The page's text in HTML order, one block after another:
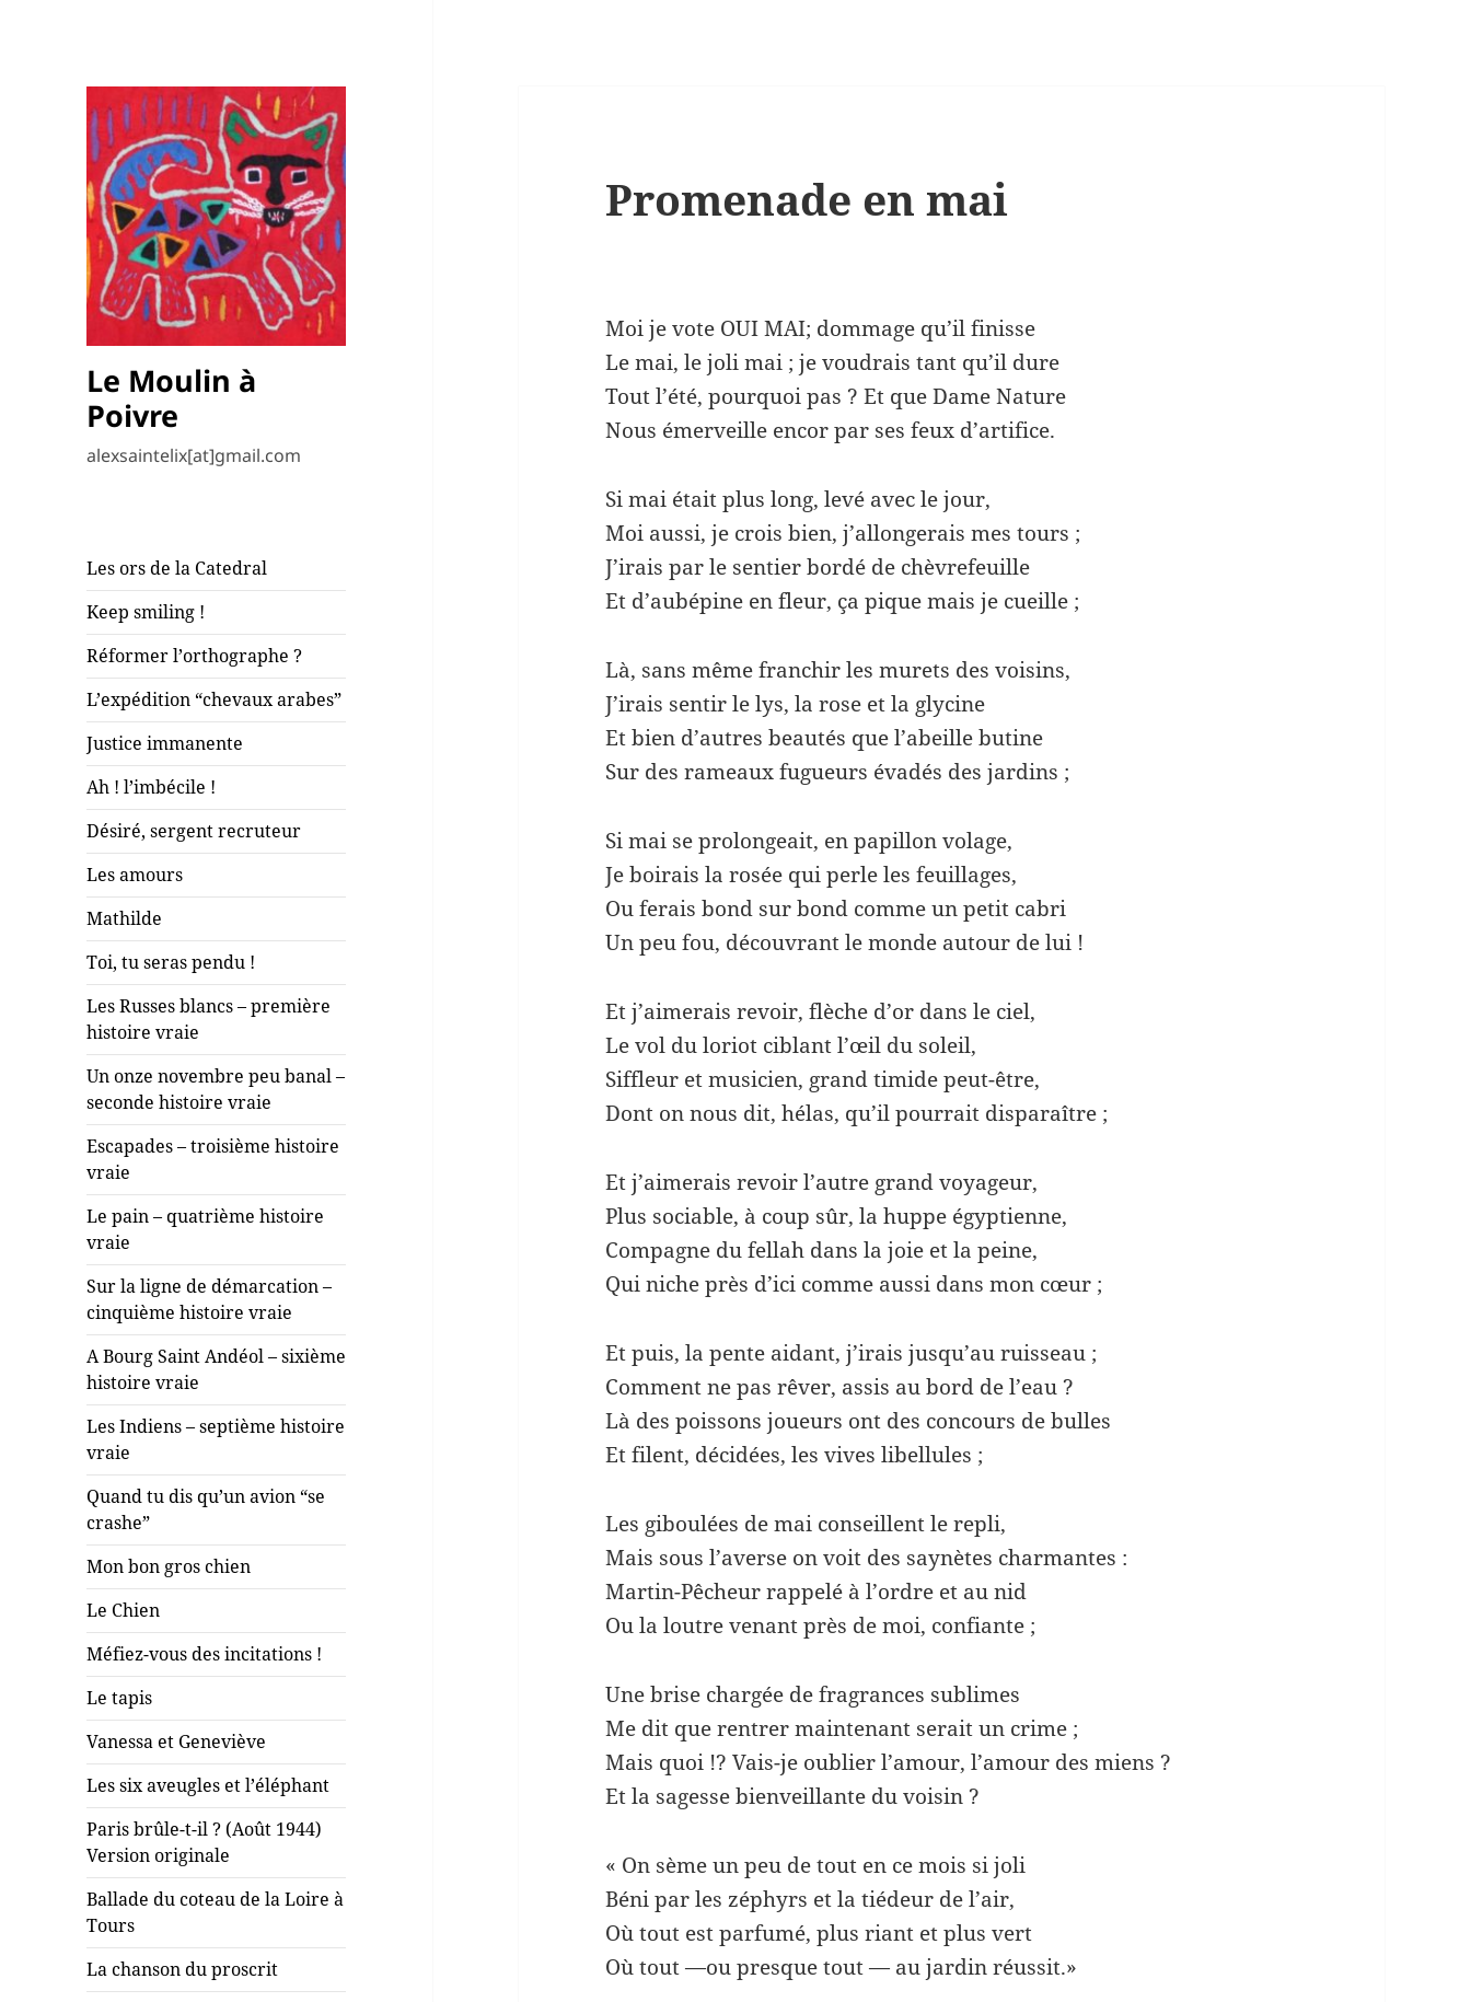
Le Moulin à
Poivre
alexsaintelix[at]gmail.com
Les ors de la Catedral
Keep smiling !
Réformer l’orthographe ?
L’expédition “chevaux arabes”
Justice immanente
Ah ! l’imbécile !
Désiré, sergent recruteur
Les amours
Mathilde
Toi, tu seras pendu !
Les Russes blancs – première
histoire vraie
Un onze novembre peu banal –
seconde histoire vraie
Escapades – troisième histoire
vraie
Le pain – quatrième histoire
vraie
Sur la ligne de démarcation –
cinquième histoire vraie
A Bourg Saint Andéol – sixième
histoire vraie
Les Indiens – septième histoire
vraie
Quand tu dis qu’un avion “se
crashe”
Mon bon gros chien
Le Chien
Méfiez-vous des incitations !
Le tapis
Vanessa et Geneviève
Les six aveugles et l’éléphant
Paris brûle-t-il ? (Août 1944)
Version originale
Ballade du coteau de la Loire à
Tours
La chanson du proscrit
Promenade en mai
Moi je vote OUI MAI; dommage qu’il finisse
Le mai, le joli mai ; je voudrais tant qu’il dure
Tout l’été, pourquoi pas ? Et que Dame Nature
Nous émerveille encor par ses feux d’artifice.
Si mai était plus long, levé avec le jour,
Moi aussi, je crois bien, j’allongerais mes tours ;
J’irais par le sentier bordé de chèvrefeuille
Et d’aubépine en fleur, ça pique mais je cueille ;
Là, sans même franchir les murets des voisins,
J’irais sentir le lys, la rose et la glycine
Et bien d’autres beautés que l’abeille butine
Sur des rameaux fugueurs évadés des jardins ;
Si mai se prolongeait, en papillon volage,
Je boirais la rosée qui perle les feuillages,
Ou ferais bond sur bond comme un petit cabri
Un peu fou, découvrant le monde autour de lui !
Et j’aimerais revoir, flèche d’or dans le ciel,
Le vol du loriot ciblant l’œil du soleil,
Siffleur et musicien, grand timide peut-être,
Dont on nous dit, hélas, qu’il pourrait disparaître ;
Et j’aimerais revoir l’autre grand voyageur,
Plus sociable, à coup sûr, la huppe égyptienne,
Compagne du fellah dans la joie et la peine,
Qui niche près d’ici comme aussi dans mon cœur ;
Et puis, la pente aidant, j’irais jusqu’au ruisseau ;
Comment ne pas rêver, assis au bord de l’eau ?
Là des poissons joueurs ont des concours de bulles
Et filent, décidées, les vives libellules ;
Les giboulées de mai conseillent le repli,
Mais sous l’averse on voit des saynètes charmantes :
Martin-Pêcheur rappelé à l’ordre et au nid
Ou la loutre venant près de moi, confiante ;
Une brise chargée de fragrances sublimes
Me dit que rentrer maintenant serait un crime ;
Mais quoi !? Vais-je oublier l’amour, l’amour des miens ?
Et la sagesse bienveillante du voisin ?
« On sème un peu de tout en ce mois si joli
Béni par les zéphyrs et la tiédeur de l’air,
Où tout est parfumé, plus riant et plus vert
Où tout —ou presque tout — au jardin réussit.»